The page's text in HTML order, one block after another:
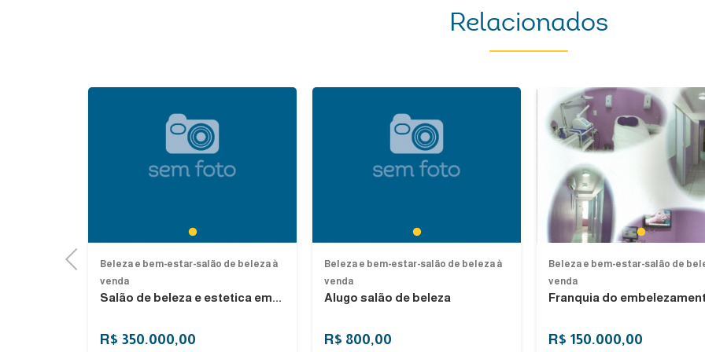
Relacionados
Previous
1
Beleza e bem-estar-salão de beleza à
venda
Salão de beleza e estetica em...
R$ 350.000,00
1
Beleza e bem-estar-salão de beleza à
venda
Alugo salão de beleza
R$ 800,00
1
Beleza e bem-estar-salão de
venda
Franquia do
R$ 150.000,00